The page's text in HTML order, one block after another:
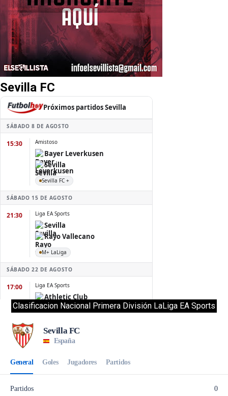
Sevilla FC
Clasificacion Nacional Primera División LaLiga EA Sports